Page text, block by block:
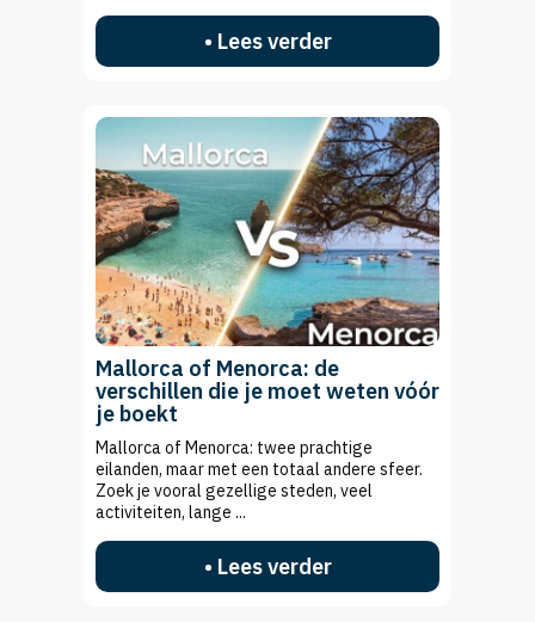
• Lees verder
Mallorca of Menorca: de
verschillen die je moet weten vóór
je boekt
Mallorca of Menorca: twee prachtige
eilanden, maar met een totaal andere sfeer.
Zoek je vooral gezellige steden, veel
activiteiten, lange ...
• Lees verder